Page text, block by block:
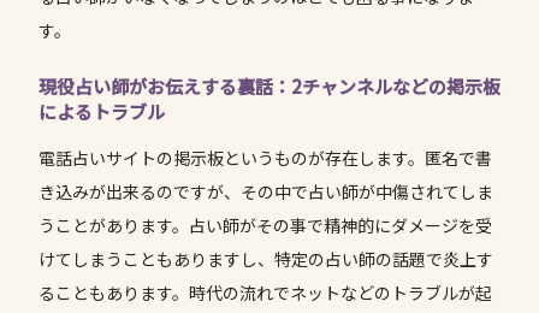
す。
現役占い師がお伝えする裏話：2チャンネルなどの掲示板
によるトラブル
電話占いサイトの掲示板というものが存在します。匿名で書
き込みが出来るのですが、その中で占い師が中傷されてしま
うことがあります。占い師がその事で精神的にダメージを受
けてしまうこともありますし、特定の占い師の話題で炎上す
ることもあります。時代の流れでネットなどのトラブルが起